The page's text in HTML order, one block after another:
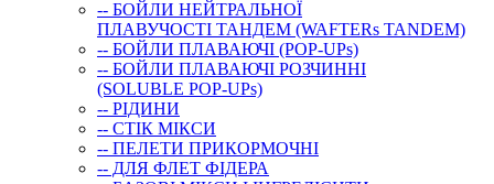
-- БОЙЛИ НЕЙТРАЛЬНОЇ
ПЛАВУЧОСТІ ТАНДЕМ (WAFTERs TANDEM)
-- БОЙЛИ ПЛАВАЮЧІ (POP-UPs)
-- БОЙЛИ ПЛАВАЮЧI РОЗЧИННI
(SOLUBLE POP-UPs)
-- РIДИНИ
-- СТIК МIКСИ
-- ПЕЛЕТИ ПРИКОРМОЧНІ
-- ДЛЯ ФЛЕТ ФІДЕРА